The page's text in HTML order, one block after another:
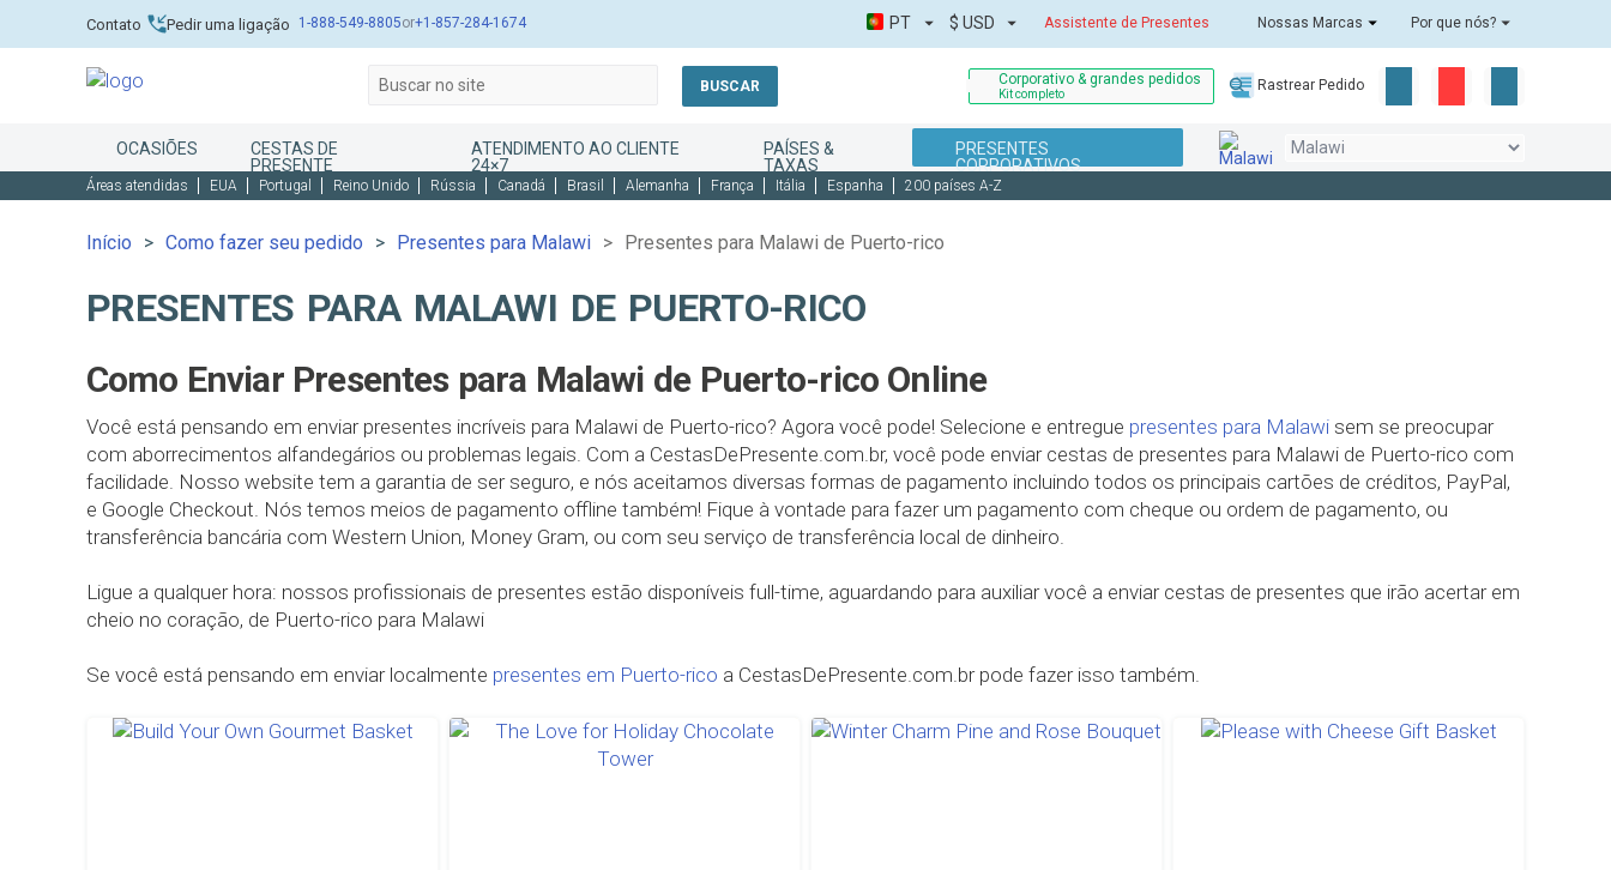
Contato Pedir uma ligação 1-888-549-8805or+1-857-284-1674 Assistente de Presentes Nossas Marcas Por que nós?
PT $ USD
BUSCAR Corporativo & grandes pedidos
Kit completo
Rastrear Pedido
OCASIÕES
CESTAS DE
PRESENTE
ATENDIMENTO AO CLIENTE
24×7
PAÍSES &
TAXAS
PRESENTES
CORPORATIVOS
Áreas atendidas EUA Portugal Reino Unido Rússia Canadá Brasil Alemanha França Itália Espanha 200 países A-Z
Início Como fazer seu pedido Presentes para Malawi Presentes para Malawi de Puerto-rico
PRESENTES PARA MALAWI DE PUERTO-RICO
Como Enviar Presentes para Malawi de Puerto-rico Online
Você está pensando em enviar presentes incríveis para Malawi de Puerto-rico? Agora você pode! Selecione e entregue presentes para Malawi sem se preocupar
com aborrecimentos alfandegários ou problemas legais. Com a CestasDePresente.com.br, você pode enviar cestas de presentes para Malawi de Puerto-rico com
facilidade. Nosso website tem a garantia de ser seguro, e nós aceitamos diversas formas de pagamento incluindo todos os principais cartões de créditos, PayPal,
e Google Checkout. Nós temos meios de pagamento offline também! Fique à vontade para fazer um pagamento com cheque ou ordem de pagamento, ou
transferência bancária com Western Union, Money Gram, ou com seu serviço de transferência local de dinheiro.
Ligue a qualquer hora: nossos profissionais de presentes estão disponíveis full-time, aguardando para auxiliar você a enviar cestas de presentes que irão acertar em
cheio no coração, de Puerto-rico para Malawi
Se você está pensando em enviar localmente presentes em Puerto-rico a CestasDePresente.com.br pode fazer isso também.